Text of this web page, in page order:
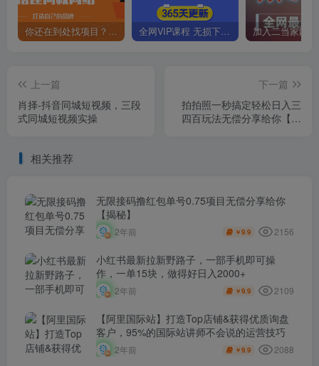
你还在到处找项目？还在当韭菜？我靠卖项目一个月收入5万+，曾经我也是个失败者。 全网VIP课程 无损下载~
上一篇
肖择-抖音同城短视频，​三段
式同城短视频实操
下一篇
拍拍照一秒搞定轻松日入三
四百玩法无偿分享给你【揭
相关推荐
无限接码撸红包单号0.75项目无偿分享给你
【揭秘】
2年前 ￥9.9 2156
小红书最新拉新野路子，一部手机即可操
作，一单15块，做得好日入2000+
2年前 ￥9.9 2109
【阿里国际站】打造Top店铺&获得优质询盘
客户，​95%的国际站讲师不会说的运营技巧
2年前 ￥9.9 2088